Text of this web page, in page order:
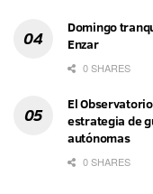
Domingo
Enzar
0 SHARES
El
estrategia de
autónomas
0 SHARES